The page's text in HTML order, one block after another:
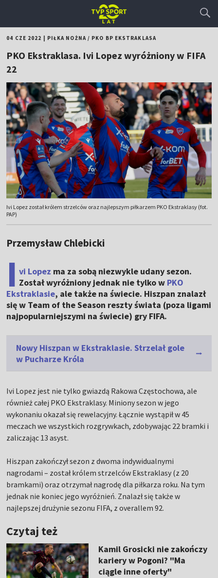
04 CZE 2022 PIŁKA NOŻNA/ PKO BP EKSTRAKLASA
PKO Ekstraklasa. Ivi Lopez wyróżniony w FIFA
22
Ivi Lopez został królem strzelców oraz najlepszym piłkarzem PKO Ekstraklasy (fot.
PAP)
Przemysław Chlebicki
I vi Lopez ma za sobą niezwykle udany sezon.
Został wyróżniony jednak nie tylko w PKO
Ekstraklasie, ale także na świecie. Hiszpan znalazł
się w Team of the Season reszty świata (poza ligami
najpopularniejszymi na świecie) gry FIFA.
Nowy Hiszpan w Ekstraklasie. Strzelał gole
w Pucharze Króla
Ivi Lopez jest nie tylko gwiazdą Rakowa Częstochowa, ale
również całej PKO Ekstraklasy. Miniony sezon w jego
wykonaniu okazał się rewelacyjny. Łącznie wystąpił w 45
meczach we wszystkich rozgrywkach, zdobywając 22 bramki i
zaliczając 13 asyst.
Hiszpan zakończył sezon z dwoma indywidualnymi
nagrodami – został królem strzelców Ekstraklasy (z 20
bramkami) oraz otrzymał nagrodę dla piłkarza roku. Na tym
jednak nie koniec jego wyróżnień. Znalazł się także w
najlepszej drużynie sezonu FIFA, z overallem 92.
Czytaj też
Kamil Grosicki nie zakończy
kariery w Pogoni? "Ma
ciągle inne oferty"